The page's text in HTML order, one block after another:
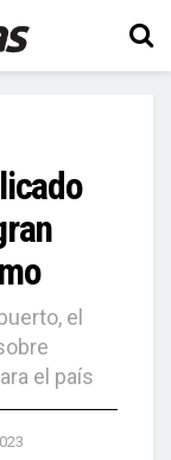
el
el país